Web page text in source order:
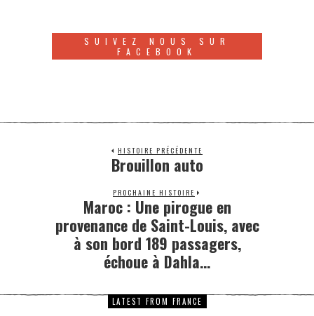
SUIVEZ NOUS SUR
FACEBOOK
HISTOIRE PRÉCÉDENTE
Brouillon auto
PROCHAINE HISTOIRE
Maroc : Une pirogue en
provenance de Saint-Louis, avec
à son bord 189 passagers,
échoue à Dahla…
LATEST FROM FRANCE